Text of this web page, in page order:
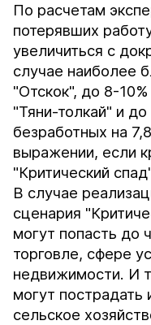
По расчетам
потерявших
увеличиться с
случае наиболее
"Отскок", до 8-
"Тяни-толкай" и
безработных на
выражении, если
"Критический
В случае
сценария
могут попасть до
торговле, сфере
недвижимости. И
могут пострадать
сельское